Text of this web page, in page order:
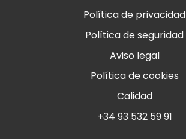
Política de privacidad
Política de seguridad
Aviso legal
Política de cookies
Calidad
+34 93 532 59 91